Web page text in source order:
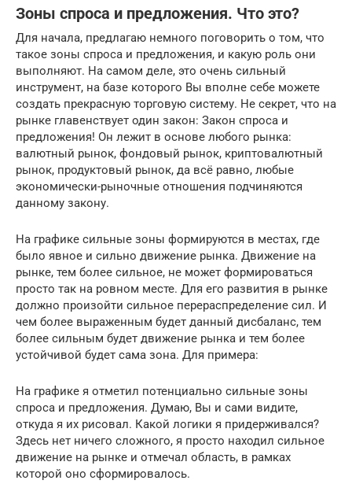
Зоны спроса и предложения. Что это?
Для начала, предлагаю немного поговорить о том, что
такое зоны спроса и предложения, и какую роль они
выполняют. На самом деле, это очень сильный
инструмент, на базе которого Вы вполне себе можете
создать прекрасную торговую систему. Не секрет, что на
рынке главенствует один закон: Закон спроса и
предложения! Он лежит в основе любого рынка:
валютный рынок, фондовый рынок, криптовалютный
рынок, продуктовый рынок, да всё равно, любые
экономически-рыночные отношения подчиняются
данному закону.
На графике сильные зоны формируются в местах, где
было явное и сильно движение рынка. Движение на
рынке, тем более сильное, не может формироваться
просто так на ровном месте. Для его развития в рынке
должно произойти сильное перераспределение сил. И
чем более выраженным будет данный дисбаланс, тем
более сильным будет движение рынка и тем более
устойчивой будет сама зона. Для примера:
На графике я отметил потенциально сильные зоны
спроса и предложения. Думаю, Вы и сами видите,
откуда я их рисовал. Какой логики я придерживался?
Здесь нет ничего сложного, я просто находил сильное
движение на рынке и отмечал область, в рамках
которой оно сформировалось.